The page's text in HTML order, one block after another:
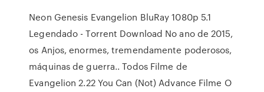
Neon Genesis Evangelion BluRay 1080p 5.1
Legendado - Torrent Download No ano de 2015,
os Anjos, enormes, tremendamente poderosos,
máquinas de guerra.. Todos Filme de
Evangelion 2.22 You Can (Not) Advance Filme O